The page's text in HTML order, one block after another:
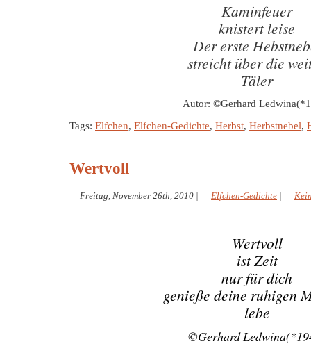
Kaminfeuer
knistert leise
Der erste
streicht über die
Täler
Autor: ©Gerhard
Tags: Elfchen, Elfchen-Gedichte, Herbst, Herbstnebel,
Wertvoll
Freitag, November 26th, 2010 | Elfchen-Gedichte |
Wertvoll
ist Zeit
nur für dich
genieße deine ruhigen
lebe
©Gerhard